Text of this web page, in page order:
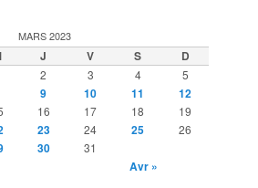
MARS 2023
J V S
D
2 3 4
5
9 10 11
12
16 17 18
19
23 24 25 26
30 31
Avr »